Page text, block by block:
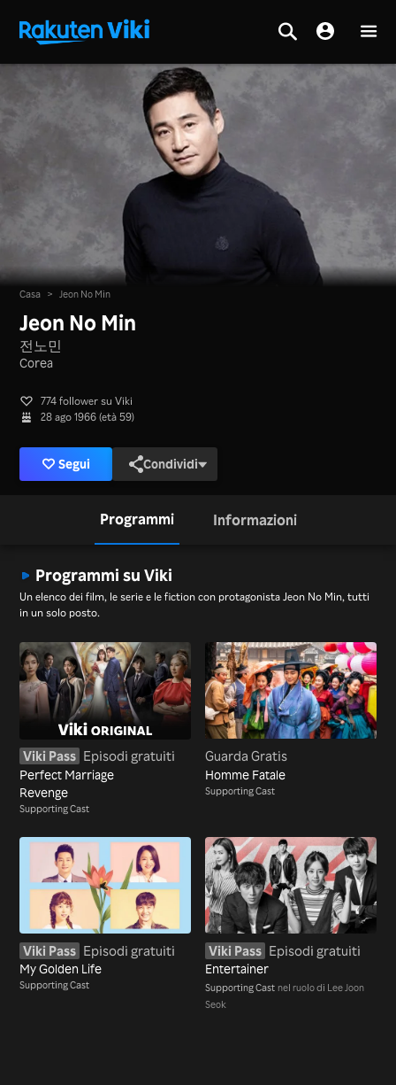
Casa > Jeon No Min
Jeon No Min
전노민
Corea
774 follower su Viki
28 ago 1966 (età 59)
Segui Condividi
Programmi Informazioni
Programmi su Viki
Un elenco dei film, le serie e le fiction con protagonista Jeon No Min, tutti
in un solo posto.
Viki Pass Episodi gratuiti
Perfect Marriage
Revenge
Supporting Cast
Guarda Gratis
Homme Fatale
Supporting Cast
Viki Pass Episodi gratuiti
My Golden Life
Supporting Cast
Viki Pass Episodi gratuiti
Entertainer
Supporting Cast nel ruolo di Lee Joon
Seok